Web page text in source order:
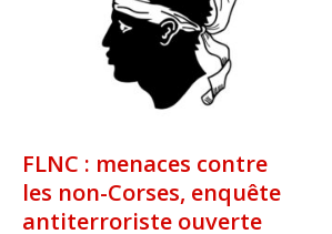
FLNC : menaces contre
les non-Corses, enquête
antiterroriste ouverte